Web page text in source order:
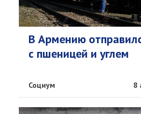
В Армению
с пшеницей и углем
Социум 8